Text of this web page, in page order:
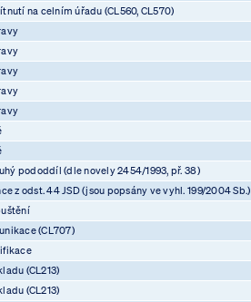
na celním úřadu (CL560, CL570)
pododdíl (dle novely 2454/1993, př. 38)
z odst. 44 JSD (jsou popsány ve vyhl. 199/2004 Sb.)
(CL707)
(CL213)
(CL213)